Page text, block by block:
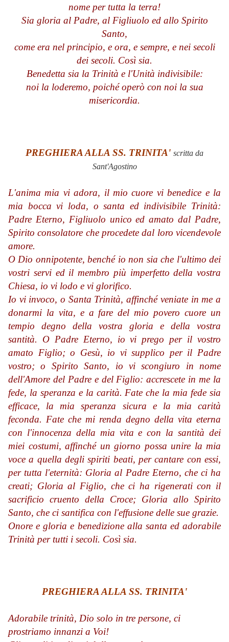
nome per tutta la terra!
Sia gloria al Padre, al Figliuolo ed allo Spirito
Santo,
come era nel principio, e ora, e sempre, e nei secoli
dei secoli. Così sia.
Benedetta sia la Trinità e l'Unità indivisibile:
noi la loderemo, poiché operò con noi la sua
misericordia.
PREGHIERA ALLA SS. TRINITA' scritta da
Sant'Agostino
L'anima mia vi adora, il mio cuore vi benedice e la
mia bocca vi loda, o santa ed indivisibile Trinità:
Padre Eterno, Figliuolo unico ed amato dal Padre,
Spirito consolatore che procedete dal loro vicendevole
amore.
O Dio onnipotente, benché io non sia che l'ultimo dei
vostri servi ed il membro più imperfetto della vostra
Chiesa, io vi lodo e vi glorifico.
Io vi invoco, o Santa Trinità, affinché veniate in me a
donarmi la vita, e a fare del mio povero cuore un
tempio degno della vostra gloria e della vostra
santità. O Padre Eterno, io vi prego per il vostro
amato Figlio; o Gesù, io vi supplico per il Padre
vostro; o Spirito Santo, io vi scongiuro in nome
dell'Amore del Padre e del Figlio: accrescete in me la
fede, la speranza e la carità. Fate che la mia fede sia
efficace, la mia speranza sicura e la mia carità
feconda. Fate che mi renda degno della vita eterna
con l'innocenza della mia vita e con la santità dei
miei costumi, affinché un giorno possa unire la mia
voce a quella degli spiriti beati, per cantare con essi,
per tutta l'eternità: Gloria al Padre Eterno, che ci ha
creati; Gloria al Figlio, che ci ha rigenerati con il
sacrificio cruento della Croce; Gloria allo Spirito
Santo, che ci santifica con l'effusione delle sue grazie.
Onore e gloria e benedizione alla santa ed adorabile
Trinità per tutti i secoli. Così sia.
PREGHIERA ALLA SS. TRINITA'
Adorabile trinità, Dio solo in tre persone, ci
prostriamo innanzi a Voi!